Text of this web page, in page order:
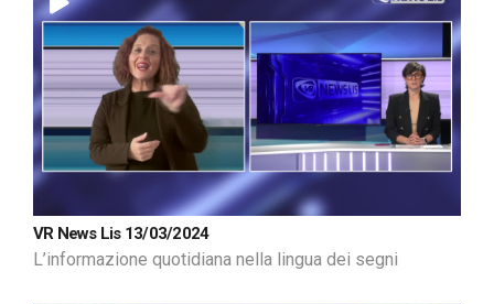
VR News Lis 13/03/2024
L’informazione quotidiana nella lingua dei segni